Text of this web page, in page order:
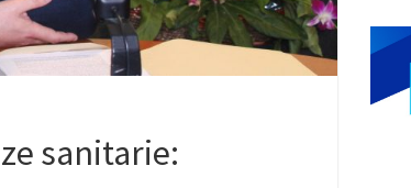
sanitarie: